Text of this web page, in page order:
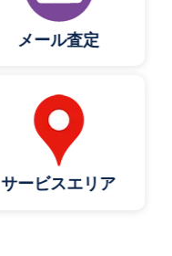
メール査定
サービスエリア